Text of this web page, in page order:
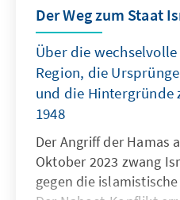
Der Weg zum Staat
Über die
Region, die
und die Hintergründe
1948
Der Angriff der Hamas
Oktober 2023 zwang
gegen die